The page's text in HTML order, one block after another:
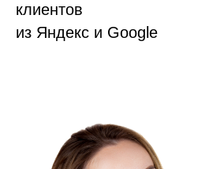
клиентов
из Яндекс и Google